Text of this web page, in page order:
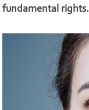
fundamental rights.